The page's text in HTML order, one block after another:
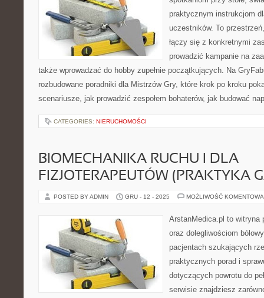
praktycznym instrukcjom
uczestników. To
łączy się z konkretnymi
prowadzić kampanie na
także wprowadzać do hobby zupełnie początkujących. Na
rozbudowane poradniki dla Mistrzów Gry, które krok po kroku
scenariusze, jak prowadzić zespołem bohaterów, jak budować
CATEGORIES: NIERUCHOMOŚCI
BIOMECHANIKA RUCHU I DLA
FIZJOTERAPEUTÓW (PRAKTYKA
POSTED BY ADMIN GRU - 12 - 2025 MOŻLIWOŚĆ
ArstanMedica.pl to witryna
oraz dolegliwościom
pacjentach szukających
praktycznych porad i
dotyczących powrotu do
serwisie znajdziesz